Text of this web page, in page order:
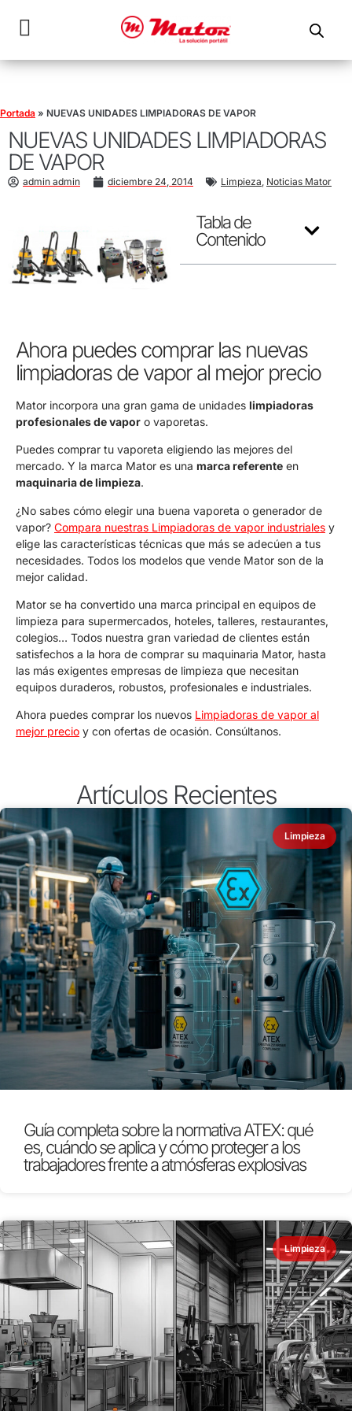
Portada » NUEVAS UNIDADES LIMPIADORAS DE VAPOR
NUEVAS UNIDADES LIMPIADORAS
DE VAPOR
admin admin diciembre 24, 2014 Limpieza, Noticias Mator
Tabla de
Contenido
Ahora puedes comprar las nuevas
limpiadoras de vapor al mejor precio
Mator incorpora una gran gama de unidades limpiadoras
profesionales de vapor o vaporetas.
Puedes comprar tu vaporeta eligiendo las mejores del
mercado. Y la marca Mator es una marca referente en
maquinaria de limpieza.
¿No sabes cómo elegir una buena vaporeta o generador de
vapor? Compara nuestras Limpiadoras de vapor industriales y
elige las características técnicas que más se adecúen a tus
necesidades. Todos los modelos que vende Mator son de la
mejor calidad.
Mator se ha convertido una marca principal en equipos de
limpieza para supermercados, hoteles, talleres, restaurantes,
colegios… Todos nuestra gran variedad de clientes están
satisfechos a la hora de comprar su maquinaria Mator, hasta
las más exigentes empresas de limpieza que necesitan
equipos duraderos, robustos, profesionales e industriales.
Ahora puedes comprar los nuevos Limpiadoras de vapor al
mejor precio y con ofertas de ocasión. Consúltanos.
Artículos Recientes
Limpieza
Guía completa sobre la normativa ATEX: qué
es, cuándo se aplica y cómo proteger a los
trabajadores frente a atmósferas explosivas
Limpieza